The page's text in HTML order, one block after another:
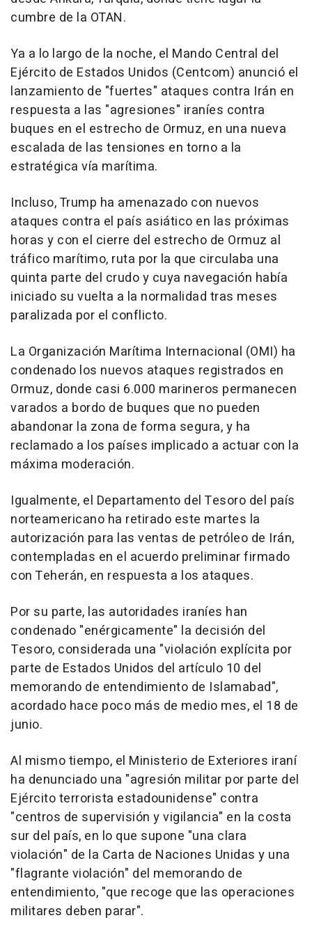
cumbre de la OTAN.
Ya a lo largo de la noche, el Mando Central del
Ejército de Estados Unidos (Centcom) anunció el
lanzamiento de "fuertes" ataques contra Irán en
respuesta a las "agresiones" iraníes contra
buques en el estrecho de Ormuz, en una nueva
escalada de las tensiones en torno a la
estratégica vía marítima.
Incluso, Trump ha amenazado con nuevos
ataques contra el país asiático en las próximas
horas y con el cierre del estrecho de Ormuz al
tráfico marítimo, ruta por la que circulaba una
quinta parte del crudo y cuya navegación había
iniciado su vuelta a la normalidad tras meses
paralizada por el conflicto.
La Organización Marítima Internacional (OMI) ha
condenado los nuevos ataques registrados en
Ormuz, donde casi 6.000 marineros permanecen
varados a bordo de buques que no pueden
abandonar la zona de forma segura, y ha
reclamado a los países implicado a actuar con la
máxima moderación.
Igualmente, el Departamento del Tesoro del país
norteamericano ha retirado este martes la
autorización para las ventas de petróleo de Irán,
contempladas en el acuerdo preliminar firmado
con Teherán, en respuesta a los ataques.
Por su parte, las autoridades iraníes han
condenado "enérgicamente" la decisión del
Tesoro, considerada una "violación explícita por
parte de Estados Unidos del artículo 10 del
memorando de entendimiento de Islamabad",
acordado hace poco más de medio mes, el 18 de
junio.
Al mismo tiempo, el Ministerio de Exteriores iraní
ha denunciado una "agresión militar por parte del
Ejército terrorista estadounidense" contra
"centros de supervisión y vigilancia" en la costa
sur del país, en lo que supone "una clara
violación" de la Carta de Naciones Unidas y una
"flagrante violación" del memorando de
entendimiento, "que recoge que las operaciones
militares deben parar".